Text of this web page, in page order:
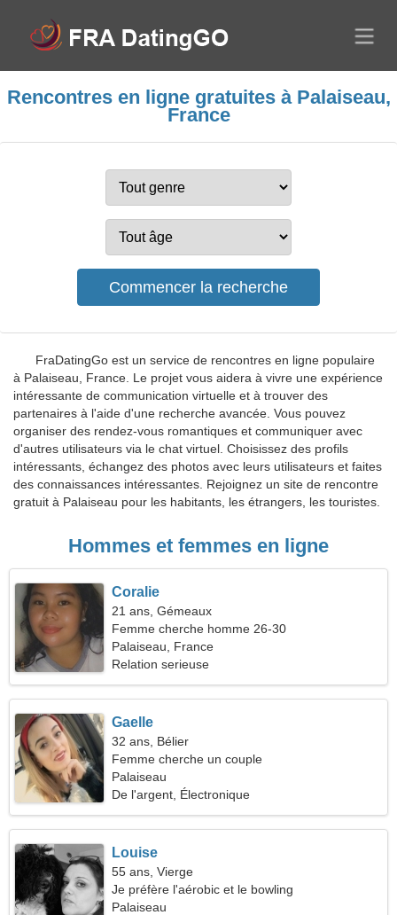
Rencontres en ligne gratuites à Palaiseau,
France
FraDatingGo est un service de rencontres en ligne populaire
à Palaiseau, France. Le projet vous aidera à vivre une expérience
intéressante de communication virtuelle et à trouver des
partenaires à l'aide d'une recherche avancée. Vous pouvez
organiser des rendez-vous romantiques et communiquer avec
d'autres utilisateurs via le chat virtuel. Choisissez des profils
intéressants, échangez des photos avec leurs utilisateurs et faites
des connaissances intéressantes. Rejoignez un site de rencontre
gratuit à Palaiseau pour les habitants, les étrangers, les touristes.
Hommes et femmes en ligne
Coralie
21 ans, Gémeaux
Femme cherche homme 26-30
Palaiseau, France
Relation serieuse
Gaelle
32 ans, Bélier
Femme cherche un couple
Palaiseau
De l'argent, Électronique
Louise
55 ans, Vierge
Je préfère l'aérobic et le bowling
Palaiseau